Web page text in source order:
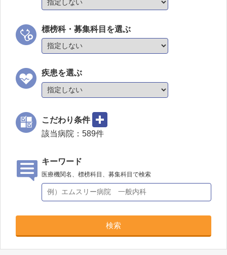
標榜科・募集科目を選ぶ
疾患を選ぶ
こだわり条件
該当病院： 589件
キーワード
医療機関名、標榜科目、募集科目で検索
検索